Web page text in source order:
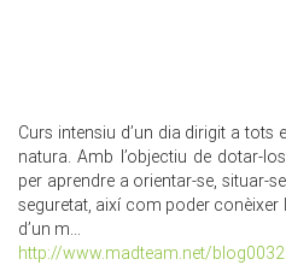
Curs intensiu d’un dia dirigit a
natura. Amb l’objectiu de dotar-
per aprendre a orientar-se, situar-
seguretat, així com poder
d’un m...
http://www.madteam.net/